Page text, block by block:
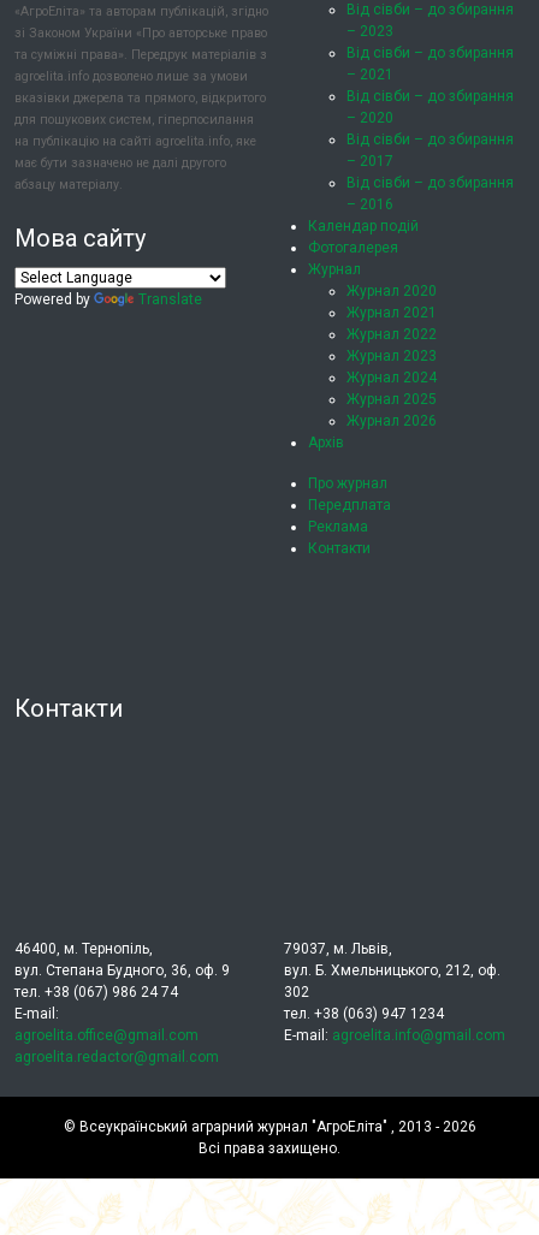
«АгроЕліта» та авторам публікацій, згідно
зі Законом України «Про авторське право
та суміжні права». Передрук матеріалів з
agroelita.info дозволено лише за умови
вказівки джерела та прямого, відкритого
для пошукових систем, гіперпосилання
на публікацію на сайті agroelita.info, яке
має бути зазначено не далі другого
абзацу матеріалу.
Мова сайту
Powered by Translate
Від сівби – до збирання
– 2023
Від сівби – до збирання
– 2021
Від сівби – до збирання
– 2020
Від сівби – до збирання
– 2017
Від сівби – до збирання
– 2016
Календар подій
Фотогалерея
Журнал
Журнал 2020
Журнал 2021
Журнал 2022
Журнал 2023
Журнал 2024
Журнал 2025
Журнал 2026
Архів
Про журнал
Передплата
Реклама
Контакти
Контакти
46400, м. Тернопіль,
вул. Степана Будного, 36, оф. 9
тел. +38 (067) 986 24 74
E-mail:
agroelita.office@gmail.com
agroelita.redactor@gmail.com
79037, м. Львів,
вул. Б. Хмельницького, 212, оф.
302
тел. +38 (063) 947 1234
E-mail: agroelita.info@gmail.com
© Всеукраїнський аграрний журнал "АгроЕліта" , 2013 - 2026
Всі права захищено.